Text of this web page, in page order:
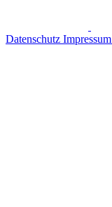
Datenschutz Impressum